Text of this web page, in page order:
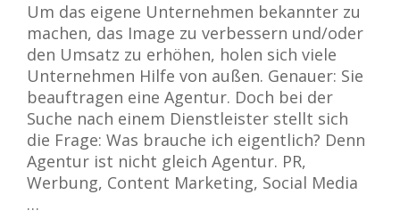
Um das eigene Unternehmen bekannter zu
machen, das Image zu verbessern und/oder
den Umsatz zu erhöhen, holen sich viele
Unternehmen Hilfe von außen. Genauer: Sie
beauftragen eine Agentur. Doch bei der
Suche nach einem Dienstleister stellt sich
die Frage: Was brauche ich eigentlich? Denn
Agentur ist nicht gleich Agentur. PR,
Werbung, Content Marketing, Social Media
…